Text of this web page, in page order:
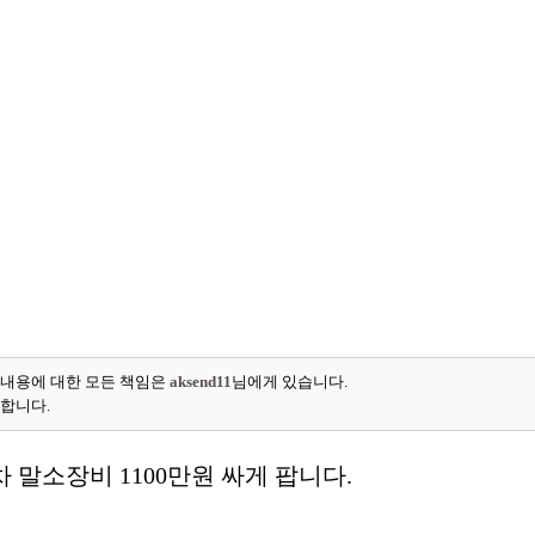
용에 대한 모든 책임은 aksend11 님에게 있습니다.
니다.
말소장비 1100만원 싸게 팝니다.